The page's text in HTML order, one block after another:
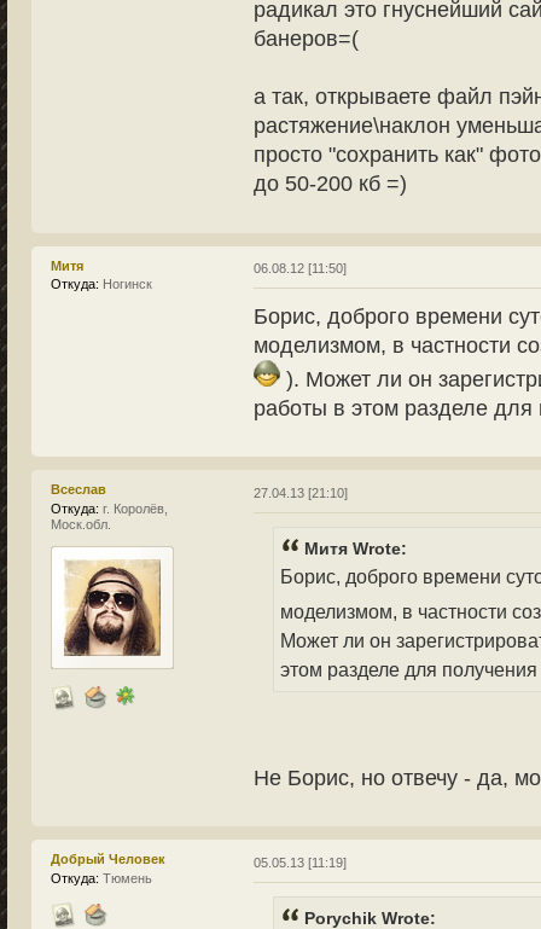
радикал это гнуснейший
банеров=(
а так, открываете файл
растяжение\наклон
просто "сохранить как"
до 50-200 кб =)
Митя
Откуда: Ногинск
06.08.12 [11:50]
Борис, доброго времени
моделизмом, в частности
). Может ли он
работы в этом разделе для
Всеслав
Откуда: г. Королёв,
Моск.обл.
27.04.13 [21:10]
Митя Wrote:
Борис, доброго времени
моделизмом, в частности
Может ли он
этом разделе для получения
Не Борис, но отвечу - да,
Добрый Человек
Откуда: Тюмень
05.05.13 [11:19]
Porychik Wrote: